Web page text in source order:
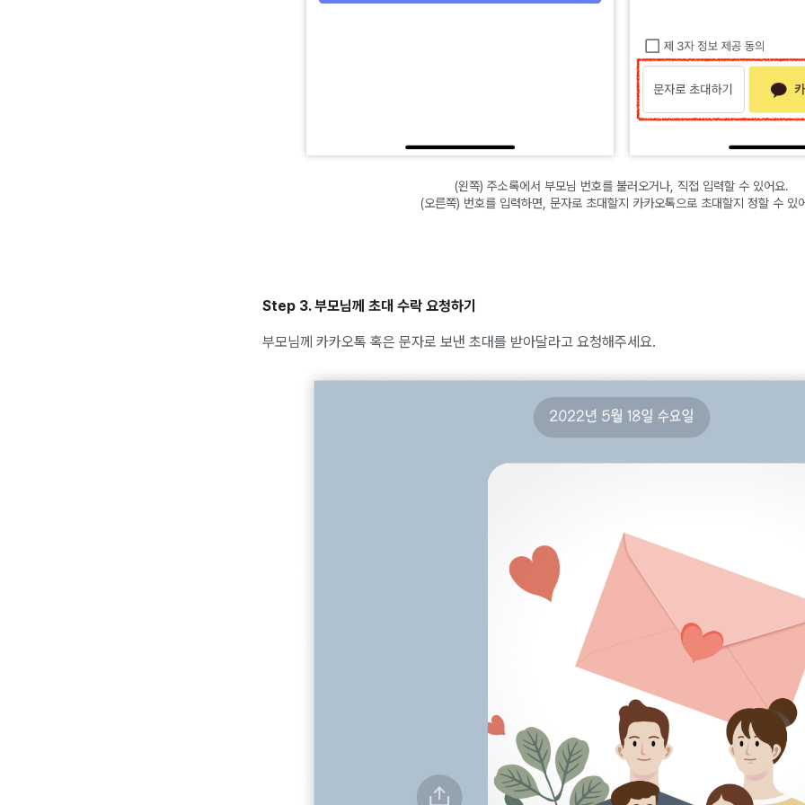
(왼쪽) 주소록에서 부모님 번호를 불러오거나, 직접 입력할 수 있어요.
(오른쪽) 번호를 입력하면, 문자로 초대할지 카카오톡으로 초대할지 정할 수 있
Step 3. 부모님께 초대 수락 요청하기
부모님께 카카오톡 혹은 문자로 보낸 초대를 받아달라고 요청해주세요.